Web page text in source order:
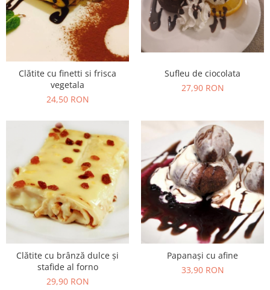
Clătite cu finetti si frisca
vegetala
24,50 RON
Sufleu de ciocolata
27,90 RON
Clătite cu brânză dulce și
stafide al forno
29,90 RON
Papanași cu afine
33,90 RON